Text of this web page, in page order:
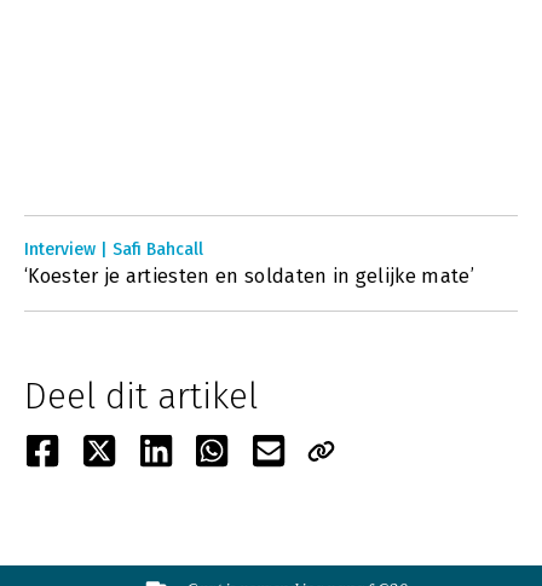
Interview | Safi Bahcall
‘Koester je artiesten en soldaten in gelijke mate’
Deel dit artikel